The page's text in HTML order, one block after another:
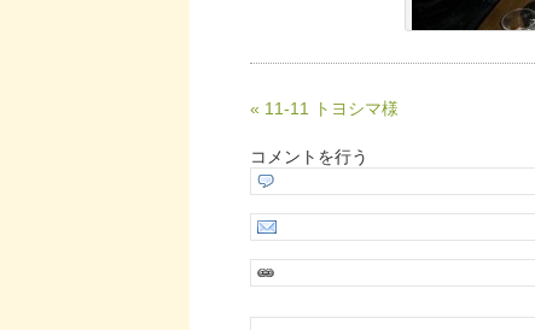
« 11-11 トヨシマ様
コメントを行う